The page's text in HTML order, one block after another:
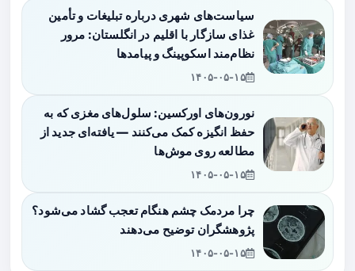
سیاست‌های شهری درباره تبلیغات و تأمین
غذای سازگار با اقلیم در انگلستان: مرور
نظام‌مند اسکوپینگ و پیامدها
۱۴۰۵-۰۵-۱۵
نورون‌های اورکسین: سلول‌های مغزی که به
حفظ انگیزه کمک می‌کنند — یافته‌ای جدید از
مطالعه روی موش‌ها
۱۴۰۵-۰۵-۱۵
چرا مردمک چشم هنگام تعجب گشاد می‌شود؟
پژوهشگران توضیح می‌دهند
۱۴۰۵-۰۵-۱۵